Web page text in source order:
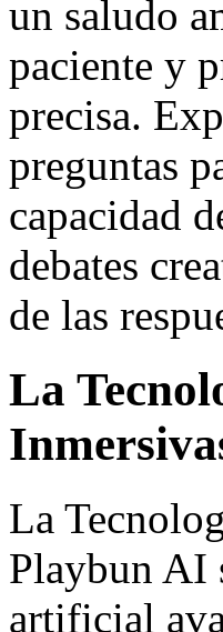
un saludo
paciente y
precisa.
preguntas
capacidad
debates
de las
La
La
Playbun AI
artificial